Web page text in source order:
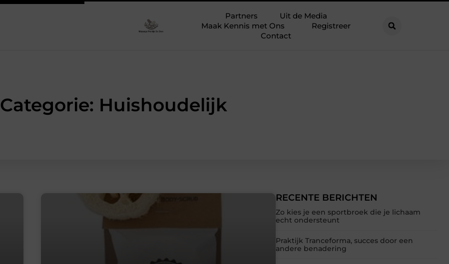
Partners
Uit de Media
Maak Kennis met Ons
Registreer
Contact
Categorie: Huishoudelijk
RECENTE BERICHTEN
Zo kies je een sportbroek die je lichaam
echt ondersteunt
Praktijk Tranceforma, succes door een
andere benadering